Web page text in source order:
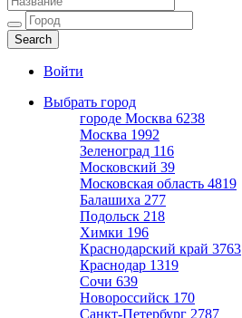
Войти
Выбрать город
городе Москва 6238
Москва 1992
Зеленоград 116
Московский 39
Московская область 4819
Балашиха 277
Подольск 218
Химки 196
Краснодарский край 3763
Краснодар 1319
Сочи 639
Новороссийск 170
Санкт-Петербург 2787